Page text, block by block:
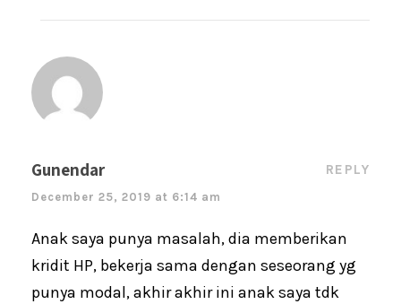
Gunendar
December 25, 2019 at 6:14 am
REPLY
Anak saya punya masalah, dia memberikan
kridit HP, bekerja sama dengan seseorang yg
punya modal, akhir akhir ini anak saya tdk